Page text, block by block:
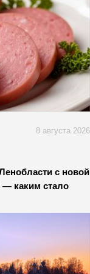
8 августа 2026
с новой
каким стало